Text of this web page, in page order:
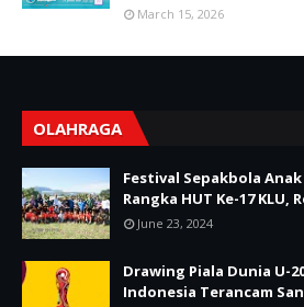
March 15, 2026
OLAHRAGA
Festival Sepakbola
Rangka HUT Ke-17 KLU,
June 23, 2024
Drawing Piala Dunia U-
Indonesia Terancam